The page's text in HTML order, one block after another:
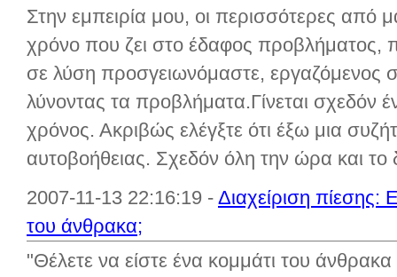
Στην εμπειρία μου, οι περισσότερες από
χρόνο που ζει στο έδαφος προβλήματος,
σε λύση προσγειωνόμαστε, εργαζόμενος
λύνοντας τα προβλήματα.Γίνεται σχεδόν
χρόνος. Ακριβώς ελέγξτε ότι έξω μια
αυτοβοήθειας. Σχεδόν όλη την ώρα και το
2007-11-13 22:16:19 - Διαχείριση πίεσης:
του άνθρακα;
"Θέλετε να είστε ένα κομμάτι του άνθρακα